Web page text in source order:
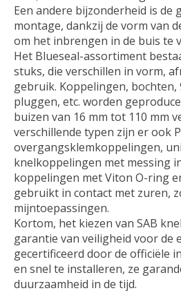
Een andere bijzonderheid is de
montage, dankzij de vorm van
om het inbrengen in de buis te
Het Blueseal-assortiment
stuks, die verschillen in vorm,
gebruik. Koppelingen, bochten,
pluggen, etc. worden
buizen van 16 mm tot 110 mm
verschillende typen zijn er ook
overgangsklemkoppelingen,
knelkoppelingen met messing
koppelingen met Viton O-ring
gebruikt in contact met zuren,
mijntoepassingen.
Kortom, het kiezen van SAB
garantie van veiligheid voor de
gecertificeerd door de officiële
en snel te installeren, ze
duurzaamheid in de tijd.